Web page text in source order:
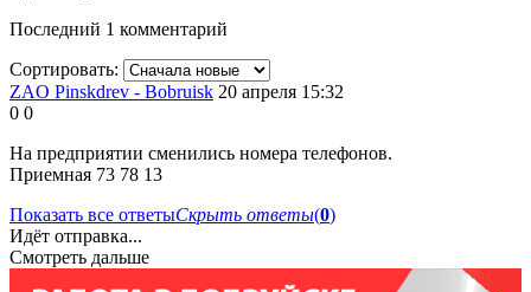
Последний 1 комментарий
Сортировать:
ZAO Pinskdrev - Bobruisk 20 апреля 15:32
0 0
На предприятии сменились номера телефонов.
Приемная 73 78 13
Показать все ответыСкрыть ответы(0)
Идёт отправка...
Смотреть дальше